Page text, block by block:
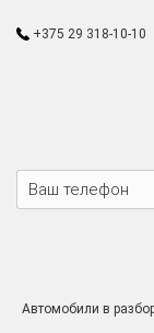
+375 29 318-10-10
Автомобили в